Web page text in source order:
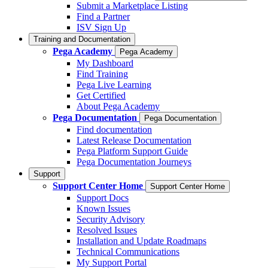
Submit a Marketplace Listing
Find a Partner
ISV Sign Up
Training and Documentation
Pega Academy Pega Academy
My Dashboard
Find Training
Pega Live Learning
Get Certified
About Pega Academy
Pega Documentation
Pega Documentation
Find documentation
Latest Release Documentation
Pega Platform Support Guide
Pega Documentation Journeys
Support
Support Center Home Support Center Home
Support Docs
Known Issues
Security Advisory
Resolved Issues
Installation and Update Roadmaps
Technical Communications
My Support Portal